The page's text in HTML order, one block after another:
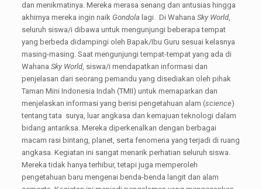
dan menikmatinya. Mereka merasa senang dan antusias hingga
akhirnya mereka ingin naik Gondola lagi. Di Wahana Sky World,
seluruh siswa/i dibawa untuk mengunjungi beberapa tempat
yang berbeda didampingi oleh Bapak/Ibu Guru sesuai kelasnya
masing-masing. Saat mengunjungi tempat-tempat yang ada di
Wahana Sky World, siswa/i mendapatkan informasi dan
penjelasan dari seorang pemandu yang disediakan oleh pihak
Taman Mini Indonesia Indah (TMII) untuk memaparkan dan
menjelaskan informasi yang berisi pengetahuan alam (science)
tentang tata surya, luar angkasa dan kemajuan teknologi dalam
bidang antariksa. Mereka diperkenalkan dengan berbagai
macam rasi bintang, planet, serta fenomena yang terjadi di ruang
angkasa. Kegiatan ini sangat menarik perhatian seluruh siswa.
Mereka tidak hanya terhibur, tetapi juga memperoleh
pengetahuan baru mengenai benda-benda langit dan alam